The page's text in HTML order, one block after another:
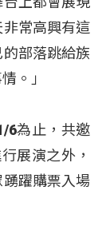
常高興有這
部落跳給族
。」
6為止，共邀
展演之外，
躍購票入場